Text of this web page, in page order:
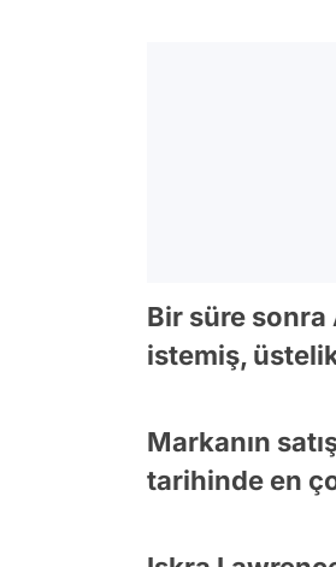
Bir süre sonra
istemiş,
Markanın
tarihinde en